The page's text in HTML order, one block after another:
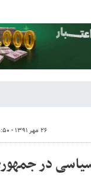
۲۶ مهر ۱۳۹۱ - ۱۵:۵۰
در